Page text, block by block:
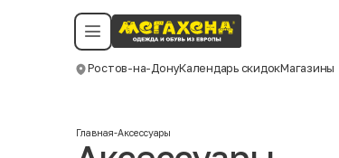
Ростов-на-ДонуКалендарь скидокМагазины
Политика конфиденциальности
©️ Мегахенд 2026. Все права защищены.
Смотреть все даты
Главная-Аксессуары